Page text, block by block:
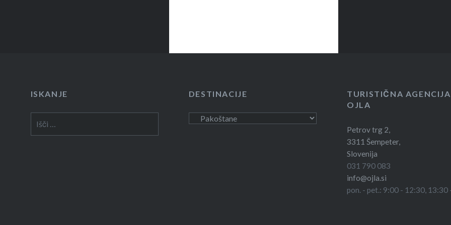
ISKANJE DESTINACIJE
Destinacije
TURISTIČNA AGENCIJA
OJLA
Petrov trg 2,
3311 Šempeter,
Slovenija
031 790 083
info@ojla.si
pon. - pet.: 9:00 - 12:30, 13:30